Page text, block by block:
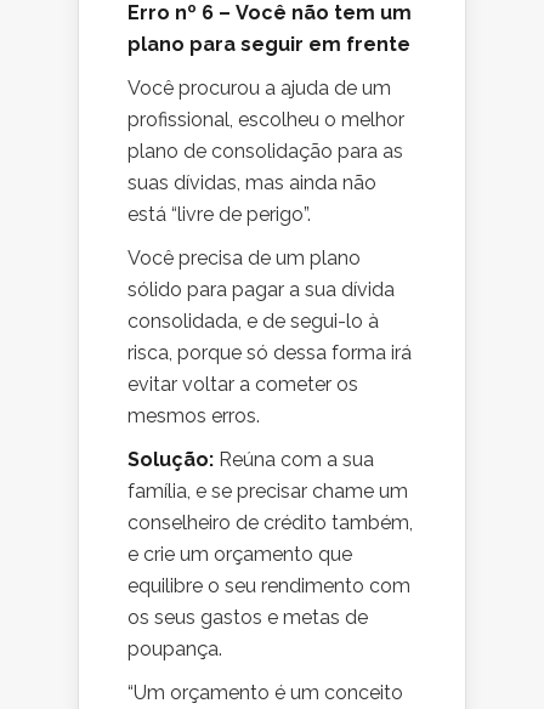
Erro nº 6 – Você não tem um
plano para seguir em frente
Você procurou a ajuda de um
profissional, escolheu o melhor
plano de consolidação para as
suas dívidas, mas ainda não
está “livre de perigo”.
Você precisa de um plano
sólido para pagar a sua dívida
consolidada, e de segui-lo à
risca, porque só dessa forma irá
evitar voltar a cometer os
mesmos erros.
Solução: Reúna com a sua
família, e se precisar chame um
conselheiro de crédito também,
e crie um orçamento que
equilibre o seu rendimento com
os seus gastos e metas de
poupança.
“Um orçamento é um conceito